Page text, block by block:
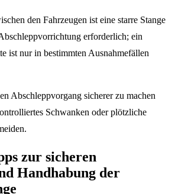
den Fahrzeugen ist eine starre Stange
erforderlich; ein
ist nur in bestimmten Ausnahmefällen
Abschleppvorgang sicherer zu machen
Schwanken oder plötzliche
zur sicheren
Handhabung der